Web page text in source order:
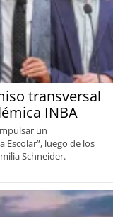
transversal
INBA
un
Escolar”, luego de los
Schneider.